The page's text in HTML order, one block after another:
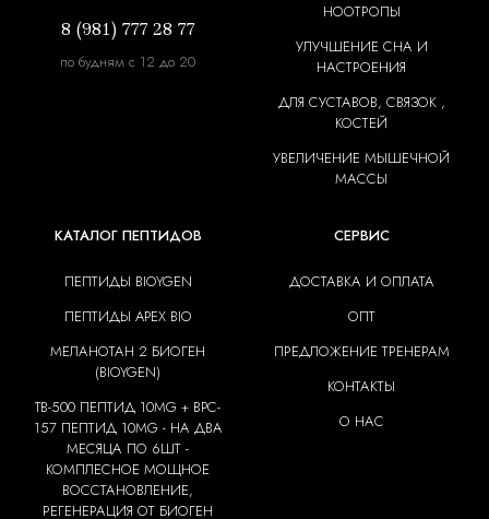
8 (981) 777 28 77
по будням с 12 до 20
НООТРОПЫ
УЛУЧШЕНИЕ СНА И
НАСТРОЕНИЯ
ДЛЯ СУСТАВОВ, СВЯЗОК ,
КОСТЕЙ
УВЕЛИЧЕНИЕ МЫШЕЧНОЙ
МАССЫ
КАТАЛОГ ПЕПТИДОВ
ПЕПТИДЫ BIOYGEN
ПЕПТИДЫ APEX BIO
МЕЛАНОТАН 2 БИОГЕН
(BIOYGEN)
TB-500 ПЕПТИД 10MG + BPC-
157 ПЕПТИД 10MG - НА ДВА
МЕСЯЦА ПО 6ШТ -
КОМПЛЕСНОЕ МОЩНОЕ
ВОССТАНОВЛЕНИЕ,
РЕГЕНЕРАЦИЯ ОТ БИОГЕН
СЕРВИС
ДОСТАВКА И ОПЛАТА
ОПТ
ПРЕДЛОЖЕНИЕ ТРЕНЕРАМ
КОНТАКТЫ
О НАС